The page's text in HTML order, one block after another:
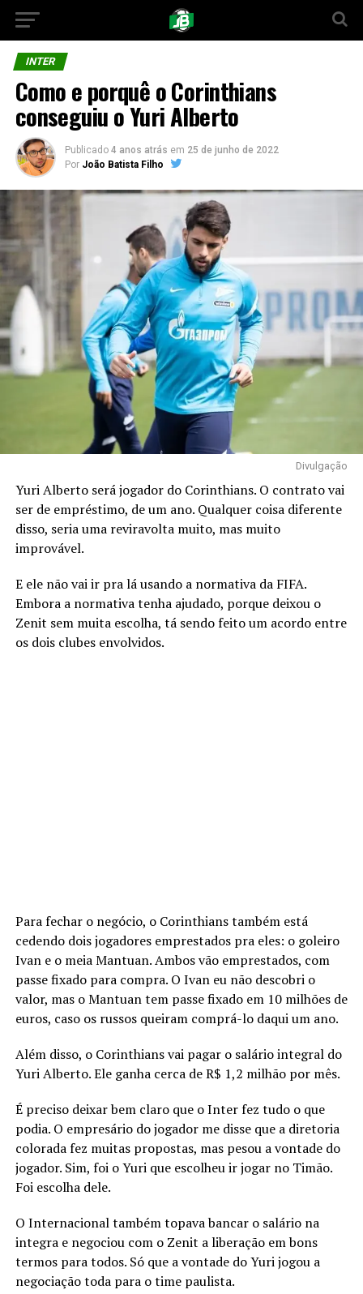
INTER
Como e porquê o Corinthians
conseguiu o Yuri Alberto
Publicado 4 anos atrás em 25 de junho de 2022
Por João Batista Filho
Divulgação
Yuri Alberto será jogador do Corinthians. O contrato vai
ser de empréstimo, de um ano. Qualquer coisa diferente
disso, seria uma reviravolta muito, mas muito
improvável.
E ele não vai ir pra lá usando a normativa da FIFA.
Embora a normativa tenha ajudado, porque deixou o
Zenit sem muita escolha, tá sendo feito um acordo entre
os dois clubes envolvidos.
Para fechar o negócio, o Corinthians também está
cedendo dois jogadores emprestados pra eles: o goleiro
Ivan e o meia Mantuan. Ambos vão emprestados, com
passe fixado para compra. O Ivan eu não descobri o
valor, mas o Mantuan tem passe fixado em 10 milhões de
euros, caso os russos queiram comprá-lo daqui um ano.
Além disso, o Corinthians vai pagar o salário integral do
Yuri Alberto. Ele ganha cerca de R$ 1,2 milhão por mês.
É preciso deixar bem claro que o Inter fez tudo o que
podia. O empresário do jogador me disse que a diretoria
colorada fez muitas propostas, mas pesou a vontade do
jogador. Sim, foi o Yuri que escolheu ir jogar no Timão.
Foi escolha dele.
O Internacional também topava bancar o salário na
integra e negociou com o Zenit a liberação em bons
termos para todos. Só que a vontade do Yuri jogou a
negociação toda para o time paulista.